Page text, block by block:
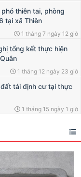
thiên tai, phòng
tại xã Thiên
1 tháng 7 ngày 12 giờ
tổng kết thực hiện
1 tháng 12 ngày 23 giờ
tái định cư tại thực
1 tháng 15 ngày 1 giờ